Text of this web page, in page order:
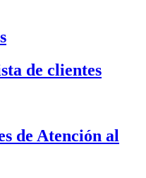
de clientes
de Atención al